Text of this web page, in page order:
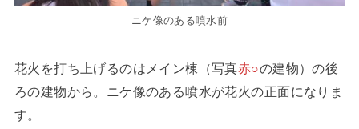
ニケ像のある噴水前
花火を打ち上げるのはメイン棟（写真赤○の建物）の後
ろの建物から。ニケ像のある噴水が花火の正面になりま
す。